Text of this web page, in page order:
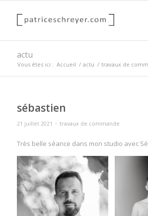
actu
Vous êtes ici : Accueil / actu / travaux de
sébastien
21 juillet 2021 - travaux de commande
Très belle séance dans mon studio avec